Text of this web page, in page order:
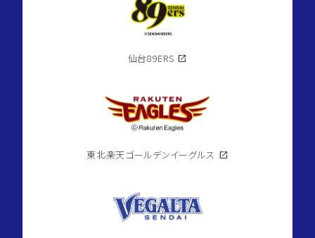
仙台89ERS open_in_new
東北楽天ゴールデンイーグルス open_in_new